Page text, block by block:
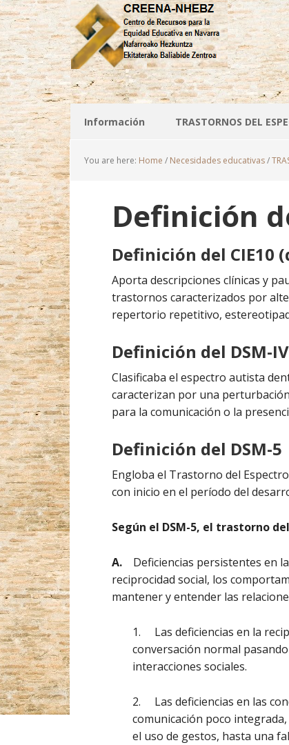
Información TRASTORNOS DEL
You are here: Home / Necesidades educativas/
Definición
Definición del CIE10
Aporta descripciones clínicas y
trastornos caracterizados por
repertorio repetitivo,
Definición del DSM-IV
Clasificaba el espectro autista
caracterizan por una
para la comunicación o la
Definición del DSM-5
Engloba el Trastorno del
con inicio en el período del
Según el DSM-5, el trastorno
A. Deficiencias persistentes en
reciprocidad social, los
mantener y entender las
1. Las deficiencias en la
conversación normal
interacciones sociales.
2. Las deficiencias en las
comunicación poco
el uso de gestos, hasta una